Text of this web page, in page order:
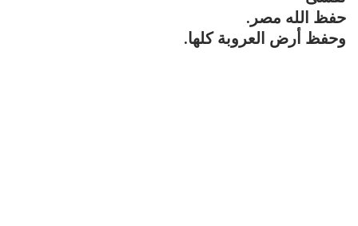
حفظ الله مصر.
وحفظ أرض العروبة كلها.